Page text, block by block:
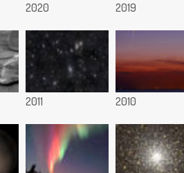
2020 2019
2011 2010